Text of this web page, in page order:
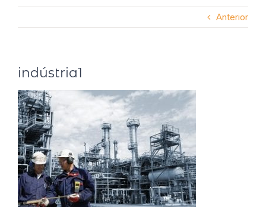
Anterior
indústria1